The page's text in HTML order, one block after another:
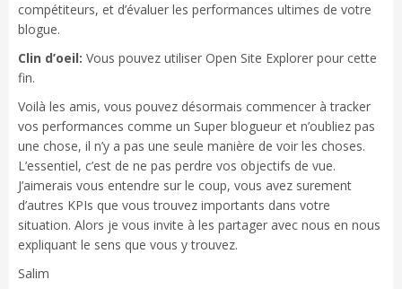
compétiteurs, et d’évaluer les performances ultimes de votre
blogue.
Clin d’oeil: Vous pouvez utiliser Open Site Explorer pour cette
fin.
Voilà les amis, vous pouvez désormais commencer à tracker
vos performances comme un Super blogueur et n’oubliez pas
une chose, il n’y a pas une seule manière de voir les choses.
L’essentiel, c’est de ne pas perdre vos objectifs de vue.
J’aimerais vous entendre sur le coup, vous avez surement
d’autres KPIs que vous trouvez importants dans votre
situation. Alors je vous invite à les partager avec nous en nous
expliquant le sens que vous y trouvez.
Salim